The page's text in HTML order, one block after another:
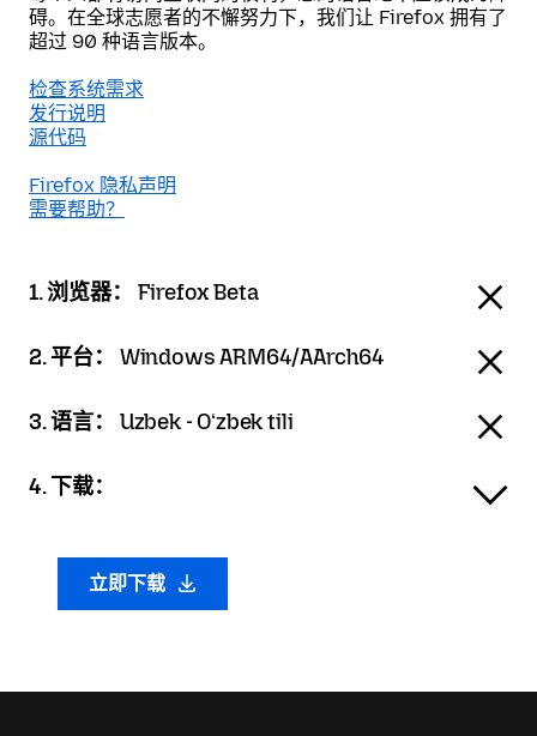
碍。在全球志愿者的不懈努力下，我们让 Firefox 拥有了
超过 90 种语言版本。
检查系统需求
发行说明
源代码
Firefox 隐私声明
需要帮助？
1. 浏览器： Firefox Beta
2. 平台： Windows ARM64/AArch64
3. 语言： Uzbek - Oʻzbek tili
4. 下载：
立即下载